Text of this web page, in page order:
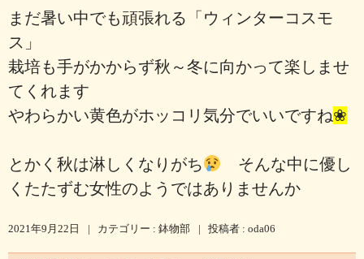
まだ暑い中でも頑張れる「ウィンターコスモ
ス」
栽培も手がかからず秋～冬に向かって楽しませ
てくれます
やわらかい黄色がホッコリ気分でいいですね❀
とかく秋は淋しくなりがち
そんな中に優し
くたたずむ女性のようではありませんか
2021年9月22日 | カテゴリー : 鉢物部 | 投稿者 : oda06